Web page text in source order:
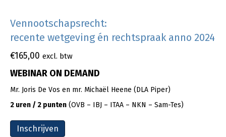
Vennootschapsrecht:
recente wetgeving én rechtspraak anno 2024
€165,00 excl. btw
WEBINAR ON DEMAND
Mr. Joris De Vos en mr. Michaël Heene (DLA Piper)
2 uren / 2 punten (OVB – IBJ – ITAA – NKN – Sam-Tes)
Inschrijven